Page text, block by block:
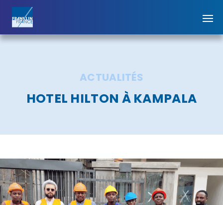
ACTUALITÉS
HOTEL HILTON À KAMPALA